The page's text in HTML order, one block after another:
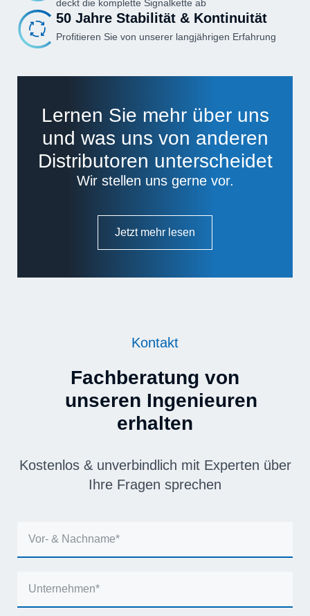
deckt die komplette Signalkette ab
50 Jahre Stabilität & Kontinuität
Profitieren Sie von unserer langjährigen Erfahrung
Lernen Sie mehr über uns
und was uns von anderen
Distributoren unterscheidet
Wir stellen uns gerne vor.
Jetzt mehr lesen
Kontakt
Fachberatung von
unseren Ingenieuren
erhalten
Kostenlos & unverbindlich mit Experten über
Ihre Fragen sprechen